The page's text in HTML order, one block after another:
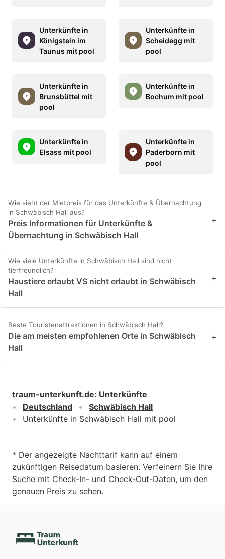
Unterkünfte in
Königstein im
Taunus mit pool
Unterkünfte in
Scheidegg mit
pool
Unterkünfte in
Brunsbüttel mit
pool
Unterkünfte in
Bochum mit pool
Unterkünfte in
Elsass mit pool
Unterkünfte in
Paderborn mit
pool
Wie sieht der Mietpreis für das Unterkünfte & Übernachtung
in Schwäbisch Hall aus?
Preis Informationen für Unterkünfte &
Übernachtung in Schwäbisch Hall
+
Wie viele Unterkünfte in Schwäbisch Hall sind nicht
tierfreundlich?
Haustiere erlaubt VS nicht erlaubt in Schwäbisch
Hall
+
Beste Touristenattraktionen in Schwäbisch Hall?
Die am meisten empfohlenen Orte in Schwäbisch
Hall
+
traum-unterkunft.de: Unterkünfte
Deutschland
Schwäbisch Hall
Unterkünfte in Schwäbisch Hall mit pool
* Der angezeigte Nachttarif kann auf einem
zukünftigen Reisedatum basieren. Verfeinern Sie Ihre
Suche mit Check-In- und Check-Out-Daten, um den
genauen Preis zu sehen.